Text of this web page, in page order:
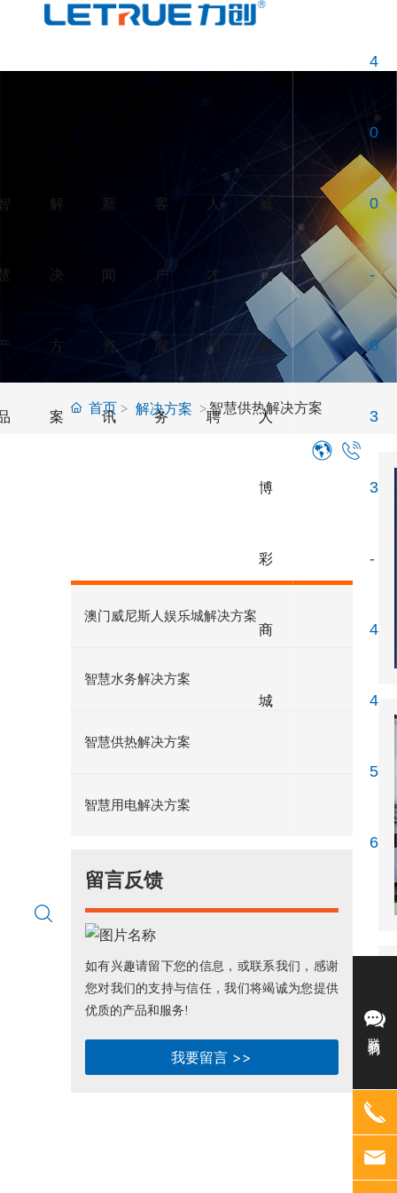
威尼斯人博彩
解
决
方
案
新
闻
资
讯
客
户
服
务
人
才
招
聘
威
尼
斯
人
博
彩
商
城
4
0
0
-
0
3
3
-
4
4
5
6
首页 解决方案 智慧供热解决方案
澳门威尼斯人娱乐城解决方案
智慧水务解决方案
智慧供热解决方案
智慧用电解决方案
留言反馈
如有兴趣请留下您的信息，或联系我们，感谢
您对我们的支持与信任，我们将竭诚为您提供
优质的产品和服务!
我要留言 >>